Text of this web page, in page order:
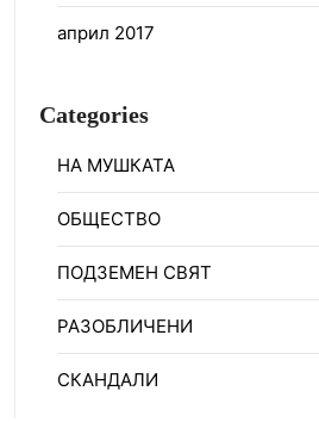
април 2017
Categories
НА МУШКАТА
ОБЩЕСТВО
ПОДЗЕМЕН СВЯТ
РАЗОБЛИЧЕНИ
СКАНДАЛИ